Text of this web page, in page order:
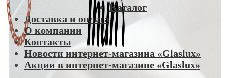
Каталог
Доставка и оплата
О компании
Контакты
Новости интернет-магазина «Glaslux»
Акции в интернет-магазине «Glaslux»